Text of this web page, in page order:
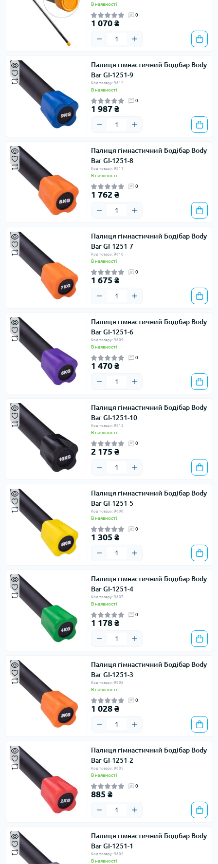
В наявності
0
1 070 ₴
Палиця гімнастичний Бодібар Body
Bar GI-1251-9
Код товару: 9812
В наявності
0
1 987 ₴
Палиця гімнастичний Бодібар Body
Bar GI-1251-8
Код товару: 9811
В наявності
0
1 762 ₴
Палиця гімнастичний Бодібар Body
Bar GI-1251-7
Код товару: 9810
В наявності
0
1 675 ₴
Палиця гімнастичний Бодібар Body
Bar GI-1251-6
Код товару: 9809
В наявності
0
1 470 ₴
Палиця гімнастичний Бодібар Body
Bar GI-1251-10
Код товару: 9813
В наявності
0
2 175 ₴
Палиця гімнастичний Бодібар Body
Bar GI-1251-5
Код товару: 9808
В наявності
0
1 305 ₴
Палиця гімнастичний Бодібар Body
Bar GI-1251-4
Код товару: 9807
В наявності
0
1 178 ₴
Палиця гімнастичний Бодібар Body
Bar GI-1251-3
Код товару: 9806
В наявності
0
1 028 ₴
Палиця гімнастичний Бодібар Body
Bar GI-1251-2
Код товару: 9805
В наявності
0
885 ₴
Палиця гімнастичний Бодібар Body
Bar GI-1251-1
Код товару: 9804
В наявності